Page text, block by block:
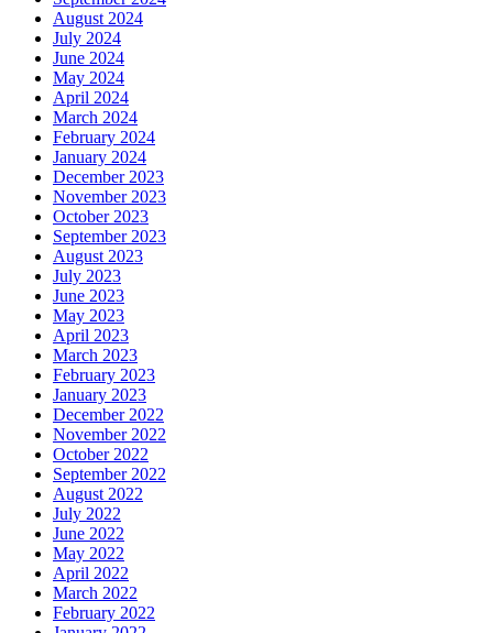
August 2024
July 2024
June 2024
May 2024
April 2024
March 2024
February 2024
January 2024
December 2023
November 2023
October 2023
September 2023
August 2023
July 2023
June 2023
May 2023
April 2023
March 2023
February 2023
January 2023
December 2022
November 2022
October 2022
September 2022
August 2022
July 2022
June 2022
May 2022
April 2022
March 2022
February 2022